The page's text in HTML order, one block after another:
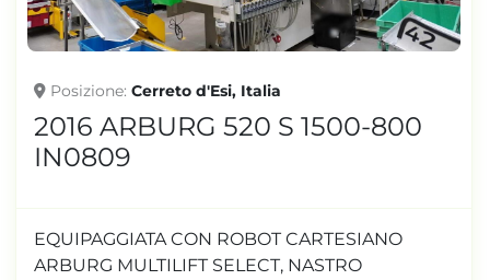
Posizione Cerreto d'Esi, Italia
2016 ARBURG 520 S 1500-800
IN0809
EQUIPAGGIATA CON ROBOT CARTESIANO
ARBURG MULTILIFT SELECT, NASTRO